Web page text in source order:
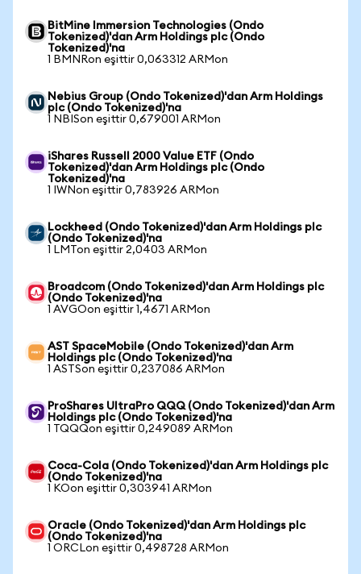
BitMine Immersion Technologies (Ondo
Tokenized)'dan Arm Holdings plc (Ondo
Tokenized)'na
1 BMNRon eşittir 0,063312 ARMon
Nebius Group (Ondo Tokenized)'dan Arm Holdings
plc (Ondo Tokenized)'na
1 NBISon eşittir 0,679001 ARMon
iShares Russell 2000 Value ETF (Ondo
Tokenized)'dan Arm Holdings plc (Ondo
Tokenized)'na
1 IWNon eşittir 0,783926 ARMon
Lockheed (Ondo Tokenized)'dan Arm Holdings plc
(Ondo Tokenized)'na
1 LMTon eşittir 2,0403 ARMon
Broadcom (Ondo Tokenized)'dan Arm Holdings plc
(Ondo Tokenized)'na
1 AVGOon eşittir 1,4671 ARMon
AST SpaceMobile (Ondo Tokenized)'dan Arm
Holdings plc (Ondo Tokenized)'na
1 ASTSon eşittir 0,237086 ARMon
ProShares UltraPro QQQ (Ondo Tokenized)'dan Arm
Holdings plc (Ondo Tokenized)'na
1 TQQQon eşittir 0,249089 ARMon
Coca-Cola (Ondo Tokenized)'dan Arm Holdings plc
(Ondo Tokenized)'na
1 KOon eşittir 0,303941 ARMon
Oracle (Ondo Tokenized)'dan Arm Holdings plc
(Ondo Tokenized)'na
1 ORCLon eşittir 0,498728 ARMon